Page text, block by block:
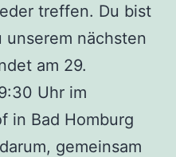
treffen. Du bist
nächsten
am 29.
Uhr im
in Bad Homburg
gemeinsam